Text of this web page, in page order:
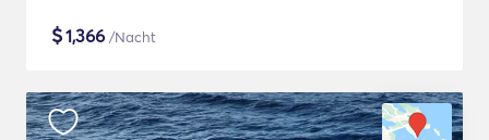
$1,366 /Nacht